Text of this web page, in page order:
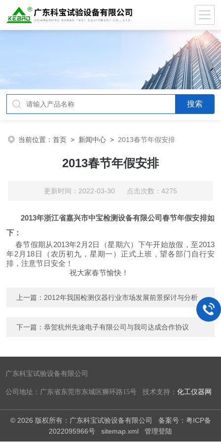
当前位置：首页 > 新闻中心 > 2013春节年假安排
2013春节年假安排
更新时间：2022-03-30 点击次数：4275
2013年浙江省嘉兴市中宝检测设备有限公司春节年假安排如
下：
春节假期从2013年2月2日（星期六）下午开始放假，至2013
年2月18日（农历初九，星期一）正式上班，望各部门自行安
排，注意节日安全！
祝大家春节愉快！
上一篇： 2012年我国检测仪器行业市场发展前景探讨与分析
下一篇：恭贺杭州先途电子有限公司与我司达成合作协议
广东科宝试验设备有限公司
公司地址：广东省东莞市东城区狮环路15号 技术支持：化工仪器网
© 2026 版权所有：广东科宝试验设备有限公司 备案号：粤ICP备
2022095966号
sitemap.xml 管理登陆